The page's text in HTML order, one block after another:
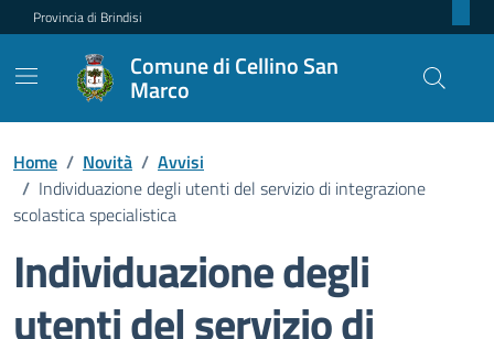
Provincia di Brindisi
Comune di Cellino San
Marco
Home / Novità / Avvisi
/ Individuazione degli utenti del servizio di integrazione
scolastica specialistica
Individuazione degli
utenti del servizio di